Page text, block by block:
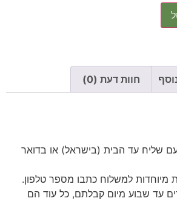
חוות דעת (0)
שליח עד הבית (בישראל) או בדואר
מיוחדות למשלוח כתבו מספר טלפון.
עד שבוע מיום קבלתם, כל עוד הם